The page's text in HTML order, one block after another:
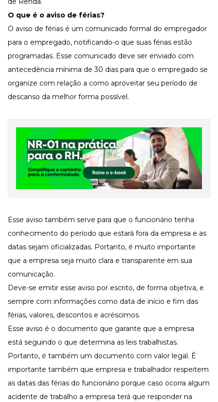
O que é o aviso de férias?
O aviso de férias é um comunicado formal do empregador
para o empregado, notificando-o que suas férias estão
programadas. Esse comunicado deve ser enviado com
antecedência mínima de 30 dias para que o empregado se
organize com relação a como aproveitar seu período de
descanso da melhor forma possível.
Esse aviso também serve para que o funcionário tenha
conhecimento do período que estará fora da empresa e as
datas sejam oficializadas. Portanto, é muito importante
que a empresa seja muito clara e transparente em sua
comunicação.
Deve-se emitir esse aviso por escrito, de forma objetiva, e
sempre com informações como data de início e fim das
férias, valores, descontos e acréscimos.
Esse aviso é o documento que garante que a empresa
está seguindo o que determina as leis trabalhistas.
Portanto, é também um documento com valor legal. É
importante também que empresa e trabalhador respeitem
as datas das férias do funcionário porque caso ocorra algum
acidente de trabalho a empresa terá que responder na